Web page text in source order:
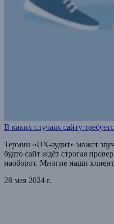
В каких случаях сайту
Термин «UX-аудит» может
будто сайт ждёт строгая
наоборот. Многие наши
28 мая 2024 г.